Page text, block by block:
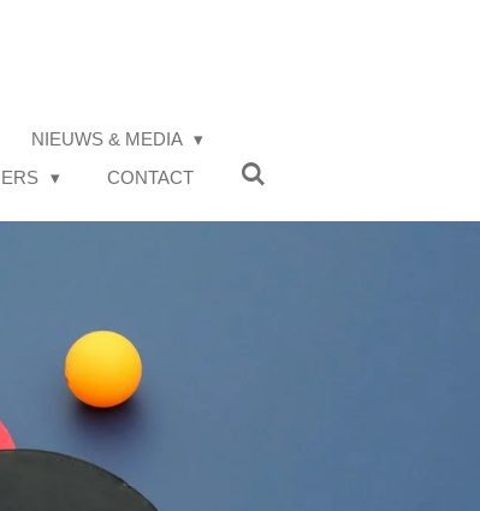
NIEUWS & MEDIA
CONTACT